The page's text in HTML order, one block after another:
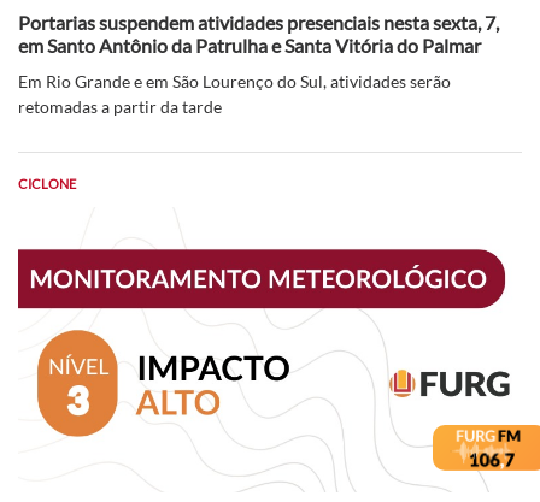
Portarias suspendem atividades presenciais nesta sexta, 7,
em Santo Antônio da Patrulha e Santa Vitória do Palmar
Em Rio Grande e em São Lourenço do Sul, atividades serão
retomadas a partir da tarde
CICLONE